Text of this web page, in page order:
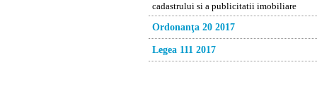
cadastrului si a publicitatii imobiliare
Ordonanţa 20 2017
Legea 111 2017